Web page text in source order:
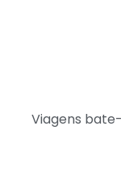
Viagens